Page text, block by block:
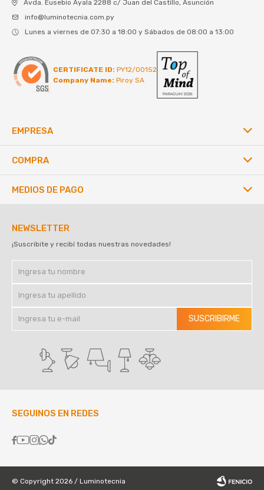
Avda. Eusebio Ayala 2288 c/ Juan del Castillo, Asunción
info@luminotecnia.com.py
Lunes a viernes de 07:30 a 18:00 y Sábados de 08:00 a 13:00
CERTIFICATE ID: PY12/00152
Company Name: Piroy SA
EMPRESA
COMPRA
NEWSLETTER
¡Suscribite y recibí todas nuestras novedades!
SUSCRIBIRME
SEGUINOS EN REDES

MEDIOS DE PAGO
© Copyright 2026 / Luminotecnia